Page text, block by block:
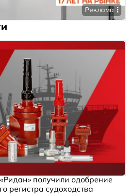
Реклама
получили одобрение
регистра судоходства